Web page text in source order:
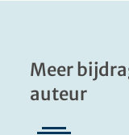
Meer
auteur